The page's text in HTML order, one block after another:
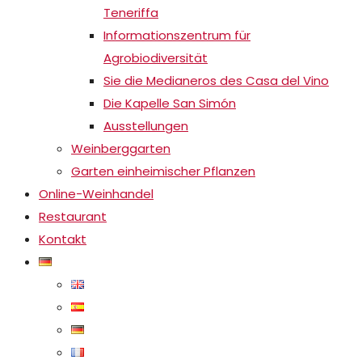
Teneriffa
Informationszentrum für
Agrobiodiversität
Sie die Medianeros des Casa del Vino
Die Kapelle San Simón
Ausstellungen
Weinberggarten
Garten einheimischer Pflanzen
Online-Weinhandel
Restaurant
Kontakt